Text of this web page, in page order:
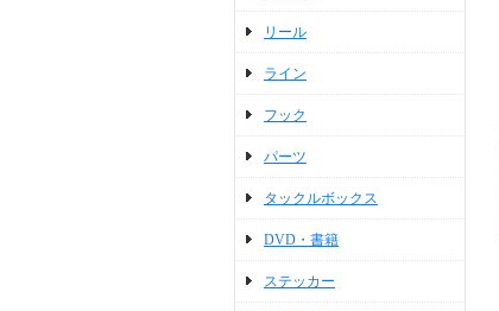
リール
ライン
フック
パーツ
タックルボックス
DVD・書籍
ステッカー